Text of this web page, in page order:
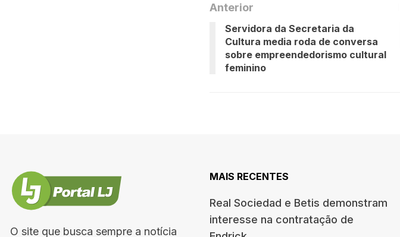
Anterior
Servidora da Secretaria da
Cultura media roda de conversa
sobre empreendedorismo cultural
feminino
O site que busca sempre a notícia
MAIS RECENTES
Real Sociedad e Betis demonstram
interesse na contratação de